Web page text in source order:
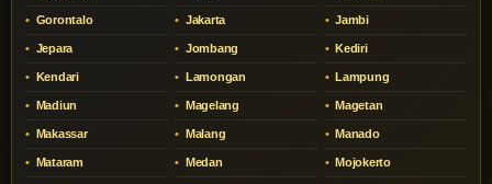
Gorontalo Jakarta Jambi
Jepara Jombang Kediri
Kendari Lamongan Lampung
Madiun Magelang Magetan
Makassar Malang Manado
Mataram Medan Mojokerto